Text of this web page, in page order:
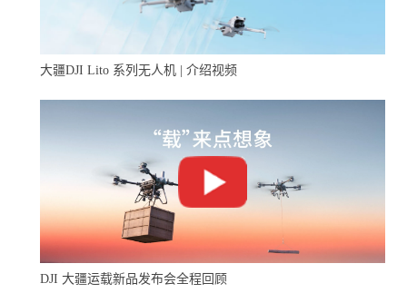
大疆DJI Lito 系列无人机 | 介绍视频
DJI 大疆运载新品发布会全程回顾